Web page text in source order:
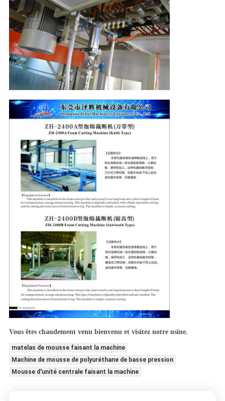
Vous êtes chaudement venu bienvenu et visitez notre usine.
matelas de mousse faisant la machine
Machine de mousse de polyuréthane de basse pression
Mousse d'unité centrale faisant la machine